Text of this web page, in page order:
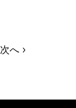
次へ